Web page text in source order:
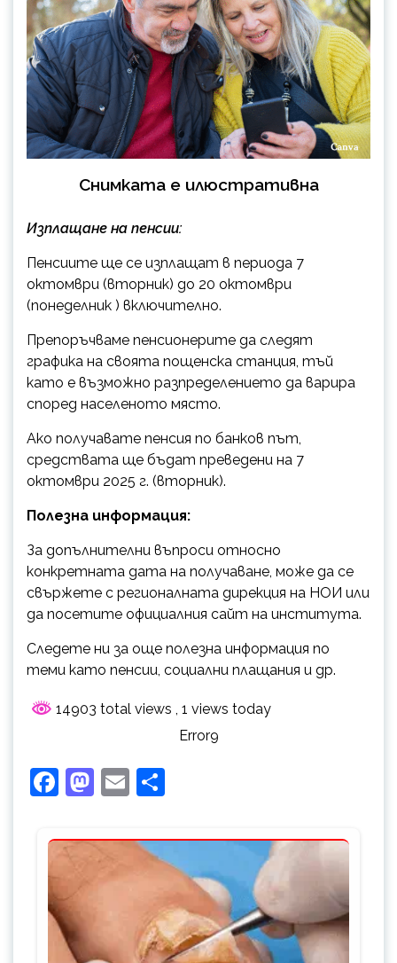
Снимката е илюстративна
Изплащане на пенсии:
Пенсиите ще се изплащат в периода 7
октомври (вторник) до 20 октомври
(понеделник ) включително.
Препоръчваме пенсионерите да следят
графика на своята пощенска станция, тъй
като е възможно разпределението да варира
според населеното място.
Ако получавате пенсия по банков път,
средствата ще бъдат преведени на 7
октомври 2025 г. (вторник).
Полезна информация:
За допълнителни въпроси относно
конкретната дата на получаване, може да се
свържете с регионалната дирекция на НОИ или
да посетите официалния сайт на института.
Следете ни за още полезна информация по
теми като пенсии, социални плащания и др.
14903 total views
, 1 views today
Error9
Facebook
Mastodon
Email